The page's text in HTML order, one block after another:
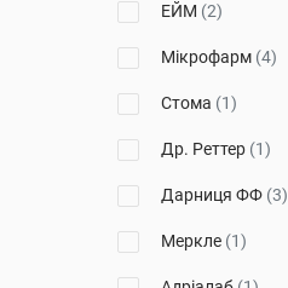
ЕЙМ (2)
Мікрофарм (4)
Стома (1)
Др. Реттер (1)
Дарниця ФФ (3)
Меркле (1)